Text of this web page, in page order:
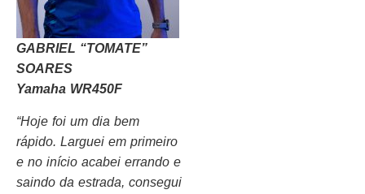
GABRIEL “TOMATE”
SOARES
Yamaha WR450F
“Hoje foi um dia bem
rápido. Larguei em primeiro
e no início acabei errando e
saindo da estrada, consegui